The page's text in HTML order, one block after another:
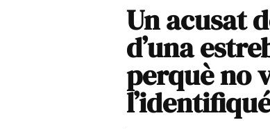
Un acusat
d’una
perquè no